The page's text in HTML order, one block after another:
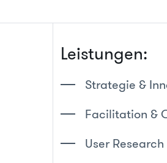
Leistungen:
Strategie &
Facilitation &
User